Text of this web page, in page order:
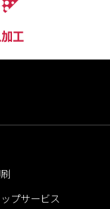
プサービス